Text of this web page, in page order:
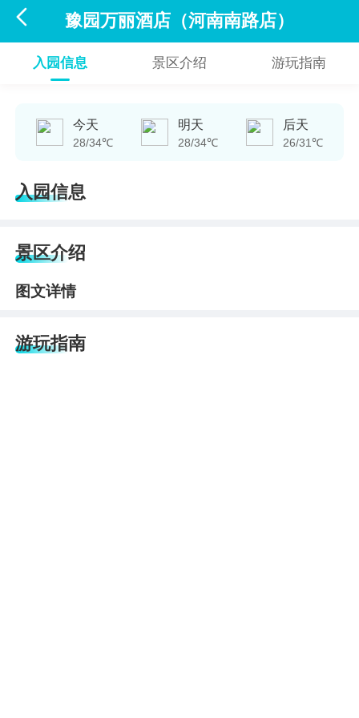
 豫园万丽酒店（河南南路店）
入园信息 景区介绍 游玩指南
今天
28/34℃
明天
28/34℃
后天
26/31℃
入园信息
景区介绍
图文详情
游玩指南